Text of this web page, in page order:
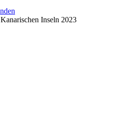
Inseln 2023